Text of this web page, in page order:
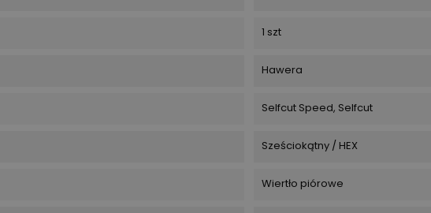
1 szt
Hawera
Selfcut Speed, Selfcut
Sześciokątny / HEX
Wiertło piórowe